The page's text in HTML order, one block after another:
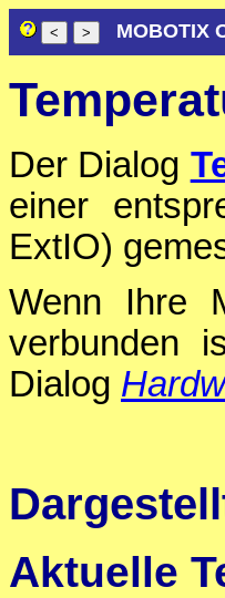
MOBOTIX
Der Dialog
einer
ExtIO)
Wenn Ihre
verbunden
Dialog
Aktuelle